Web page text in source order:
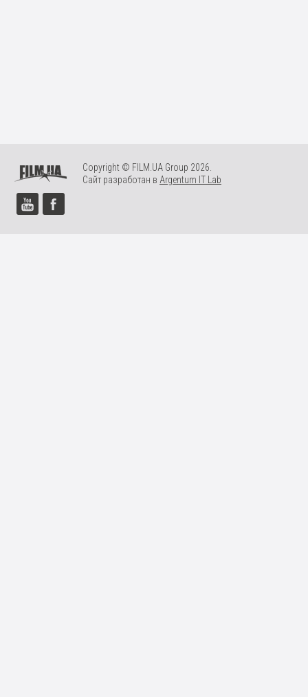
Copyright © FILM.UA Group 2026.
Сайт разработан в Argentum IT Lab